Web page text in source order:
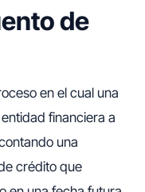
de
en el cual una
financiera a
una
crédito que